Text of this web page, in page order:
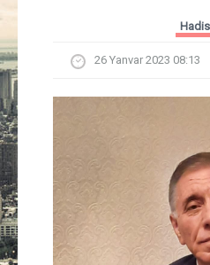
26 Yanvar 2023 08:13